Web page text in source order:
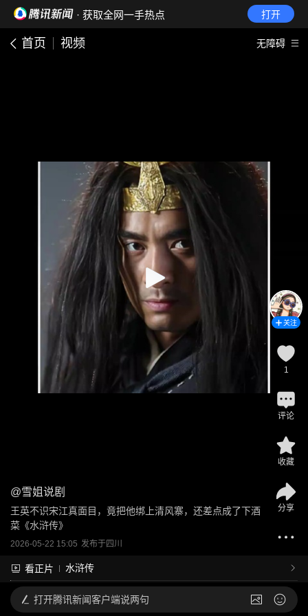
· 获取全网一手热点 打开
首页 视频 无障碍
@雪姐说剧
王英不识宋江真面目，竟把他绑上清风寨，还差点成了下酒
菜《水浒传》
2026-05-22 15:05 发布于四川
看正片 水浒传
关注
1
评论
收藏
分享
打开腾讯新闻客户端说两句